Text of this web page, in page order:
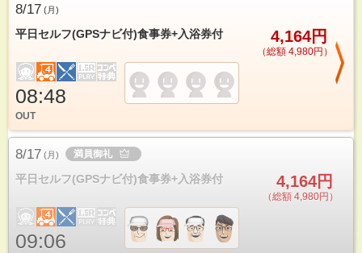
8/17 (月)
平日セルフ(GPSナビ付)食事券+入浴券付 4,164円
（総額 4,980円）
08:48
OUT
8/17 (月) 満員御礼
平日セルフ(GPSナビ付)食事券+入浴券付 4,164円
（総額 4,980円）
09:06